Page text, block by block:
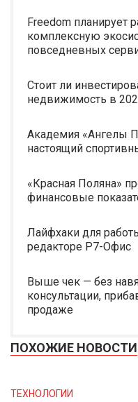
Freedom планирует
комплексную
повседневных
Стоит ли
недвижимость в
Академия «Ангелы
настоящий
«Красная Поляна»
финансовые
Лайфхаки для
редакторе Р7-Офис
Выше чек — без
консультации,
продаже
ПОХОЖИЕ НОВОСТИ
ТЕХНОЛОГИИ